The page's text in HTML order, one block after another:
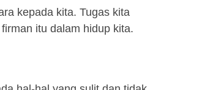
kepada kita. Tugas kita
itu dalam hidup kita.